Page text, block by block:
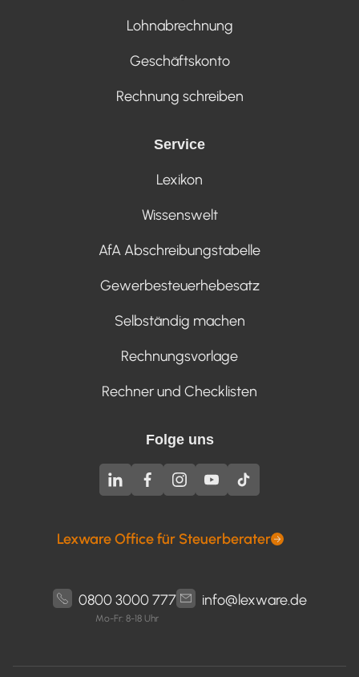
Lohnabrechnung
Geschäftskonto
Rechnung schreiben
Service
Lexikon
Wissenswelt
AfA Abschreibungstabelle
Gewerbesteuerhebesatz
Selbständig machen
Rechnungsvorlage
Rechner und Checklisten
Folge uns
Lexware Office für Steuerberater
0800 3000 777
Mo-Fr: 8-18 Uhr
info@lexware.de